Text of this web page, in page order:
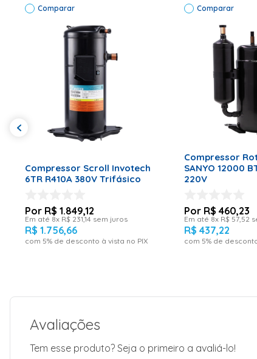
Voltagem (V)
220
Informações Técnicas
Compressor
Código de Fábrica
W11133678
Comparar
ADICIONAR AO CARRINHO
Compressor Scroll Invotech
6TR R410A 380V Trifásico
R$ 1.849,12
Em até 8x R$ 231,14 sem juros
R$ 1.756,66
com 5% de desconto à vista no PIX
Comparar
ADICIONAR
Compressor
SANYO 12000
220V
R$ 460,23
Em até 8x R$ 57 52
R$ 437,22
com 5% de
Avaliações
Tem esse produto? Seja o primeiro a avaliá-lo!